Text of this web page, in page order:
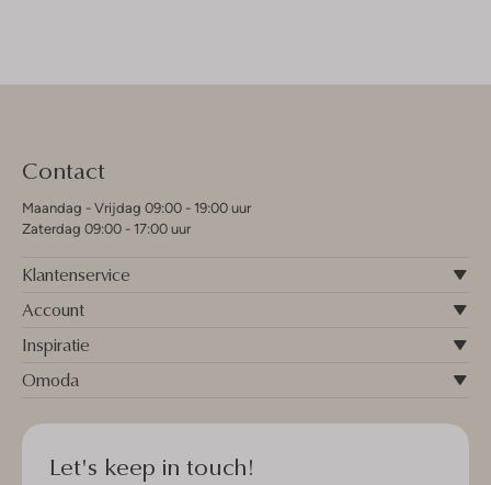
Contact
Maandag - Vrijdag 09:00 - 19:00 uur
Zaterdag 09:00 - 17:00 uur
Klantenservice
Account
Inspiratie
Omoda
Let's keep in touch!